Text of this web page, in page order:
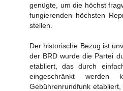
genügte, um die höchst
fungierenden höchsten
stellen.
Der historische Bezug ist
der BRD wurde die Partei
etabliert, das durch
eingeschränkt
Gebührenrundfunk